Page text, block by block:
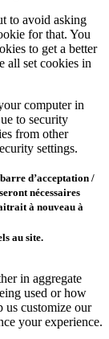
to avoid asking
for that. You
to get a better
all set cookies in
computer in
to security
from other
settings.
d’acceptation /
nécessaires
à nouveau à
au site.
in aggregate
used or how
us customize our
your experience.